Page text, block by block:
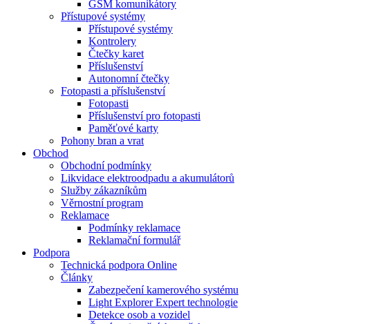
GSM komunikátory
Přístupové systémy
Přístupové systémy
Kontrolery
Čtečky karet
Příslušenství
Autonomní čtečky
Fotopasti a příslušenství
Fotopasti
Příslušenství pro fotopasti
Paměťové karty
Pohony bran a vrat
Obchod
Obchodní podmínky
Likvidace elektroodpadu a akumulátorů
Služby zákazníkům
Věrnostní program
Reklamace
Podmínky reklamace
Reklamační formulář
Podpora
Technická podpora Online
Články
Zabezpečení kamerového systému
Light Explorer Expert technologie
Detekce osob a vozidel